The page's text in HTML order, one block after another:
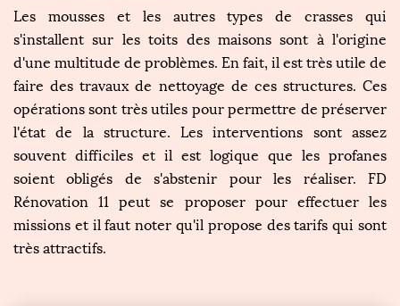
Les mousses et les autres types de crasses qui
s'installent sur les toits des maisons sont à l'origine
d'une multitude de problèmes. En fait, il est très utile de
faire des travaux de nettoyage de ces structures. Ces
opérations sont très utiles pour permettre de préserver
l'état de la structure. Les interventions sont assez
souvent difficiles et il est logique que les profanes
soient obligés de s'abstenir pour les réaliser. FD
Rénovation 11 peut se proposer pour effectuer les
missions et il faut noter qu'il propose des tarifs qui sont
très attractifs.